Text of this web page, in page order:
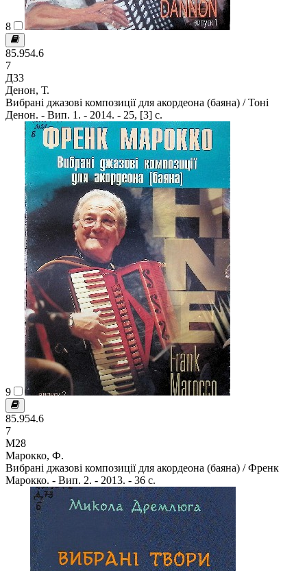
8
85.954.6
7
Д33
Денон, Т.
Вибрані джазові композиції для акордеона (баяна) / Тоні
Денон. - Вип. 1. - 2014. - 25, [3] с.
9
85.954.6
7
М28
Марокко, Ф.
Вибрані джазові композиції для акордеона (баяна) / Френк
Марокко. - Вип. 2. - 2013. - 36 с.